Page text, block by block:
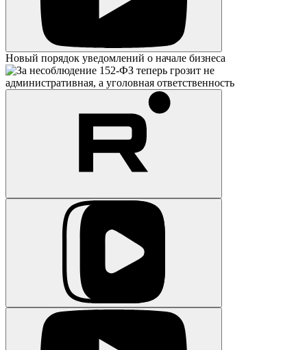
Новый порядок уведомлений о начале бизнеса